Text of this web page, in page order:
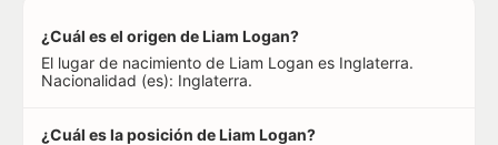
¿Cuál es el origen de Liam Logan?
El lugar de nacimiento de Liam Logan es Inglaterra.
Nacionalidad (es): Inglaterra.
¿Cuál es la posición de Liam Logan?